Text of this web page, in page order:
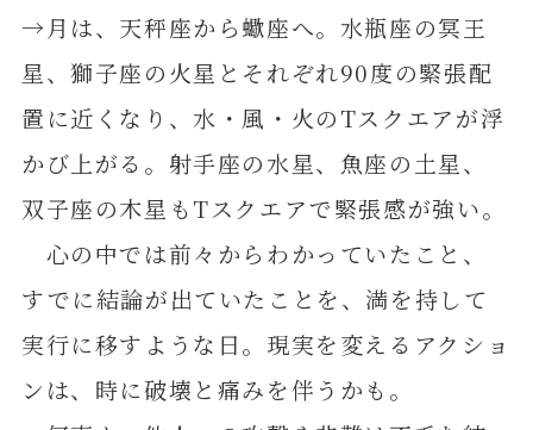
→月は、天秤座から蠍座へ。水瓶座の冥王
星、獅子座の火星とそれぞれ90度の緊張配
置に近くなり、水・風・火のTスクエアが浮
かび上がる。射手座の水星、魚座の土星、
双子座の木星もTスクエアで緊張感が強い。
心の中では前々からわかっていたこと、
すでに結論が出ていたことを、満を持して
実行に移すような日。現実を変えるアクショ
ンは、時に破壊と痛みを伴うかも。